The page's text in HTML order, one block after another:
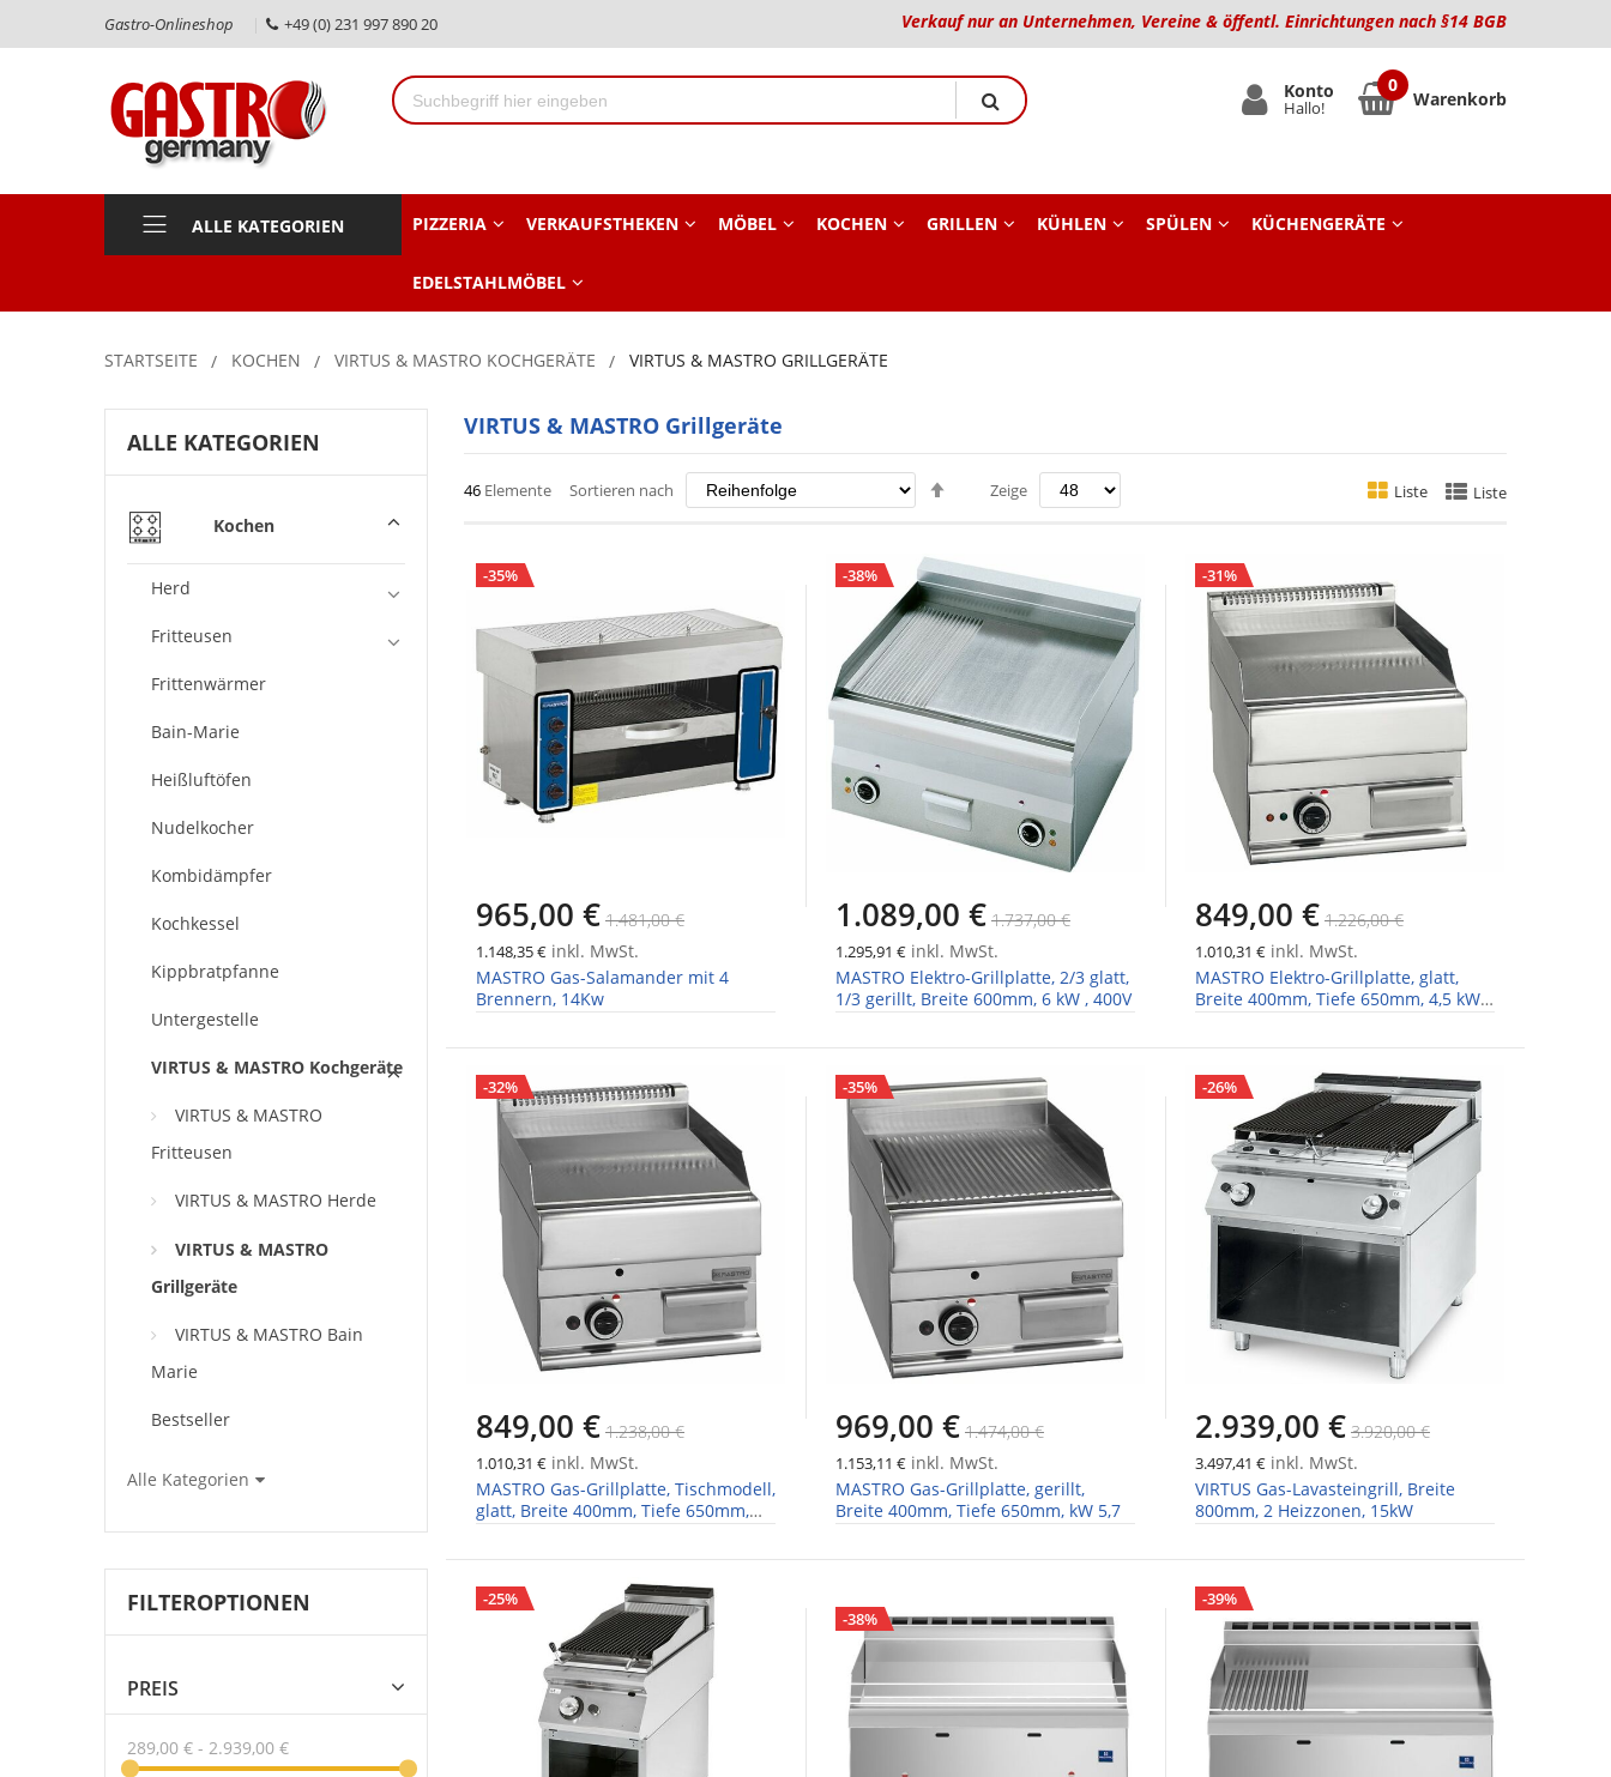
Gastro-Onlineshop +49 (0) 231 997 890 20 Verkauf nur an Unternehmen, Vereine & öffentl. Einrichtungen nach §14 BGB
Konto
Hallo! Warenkorb
ALLE KATEGORIEN PIZZERIA VERKAUFSTHEKEN MÖBEL KOCHEN GRILLEN KÜHLEN SPÜLEN KÜCHENGERÄTE
EDELSTAHLMÖBEL
STARTSEITE KOCHEN VIRTUS & MASTRO KOCHGERÄTE VIRTUS & MASTRO GRILLGERÄTE
VIRTUS & MASTRO Grillgeräte
46 Elemente Sortieren nach
Absteigend
Zeige Liste Liste
-35%
965,00 € 1.481,00 €
1.148,35 € inkl. MwSt.
MASTRO Gas-Salamander mit 4
Brennern, 14Kw
-38%
1.089,00 € 1.737,00 €
1.295,91 €inkl. MwSt.
MASTRO Elektro-Grillplatte, 2/3 glatt,
1/3 gerillt, Breite 600mm, 6 kW , 400V
-31%
849,00 € 1.226,00 €
1.010,31 €inkl. MwSt.
MASTRO Elektro-Grillplatte, glatt,
Breite 400mm, Tiefe 650mm, 4,5 kW ,
-32%
849,00 € 1.238,00 €
1.010,31 € inkl. MwSt.
MASTRO Gas-Grillplatte, Tischmodell,
glatt, Breite 400mm, Tiefe 650mm,
-35%
969,00 € 1.474,00 €
1.153,11 €inkl. MwSt.
MASTRO Gas-Grillplatte, gerillt,
Breite 400mm, Tiefe 650mm, kW 5,7
-26%
2.939,00 € 3.920,00 €
3.497,41 €inkl. MwSt.
VIRTUS Gas-Lavasteingrill, Breite
800mm, 2 Heizzonen, 15kW
-25%
-38%
-39%
ALLE KATEGORIEN
Kochen
Herd
Fritteusen
Frittenwärmer
Bain-Marie
Heißluftöfen
Nudelkocher
Kombidämpfer
Kochkessel
Kippbratpfanne
Untergestelle
VIRTUS & MASTRO Kochgeräte
VIRTUS & MASTRO
Fritteusen
VIRTUS & MASTRO Herde
VIRTUS & MASTRO
Grillgeräte
VIRTUS & MASTRO Bain
Marie
Bestseller
Alle Kategorien
FILTEROPTIONEN
PREIS
289,00 € - 2.939,00 €